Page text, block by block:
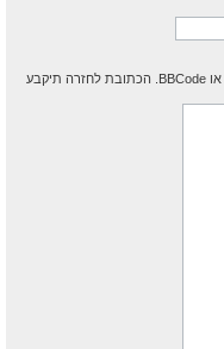
הודעה זו תשלח כטקסט נקי, אל תכלול כאו קוד HTML או BBCode. הכתובת לחזרה תיקבע